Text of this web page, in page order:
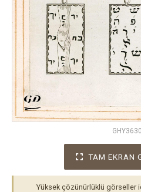
TAM EKRAN
Yüksek çözünürlüklü görseller